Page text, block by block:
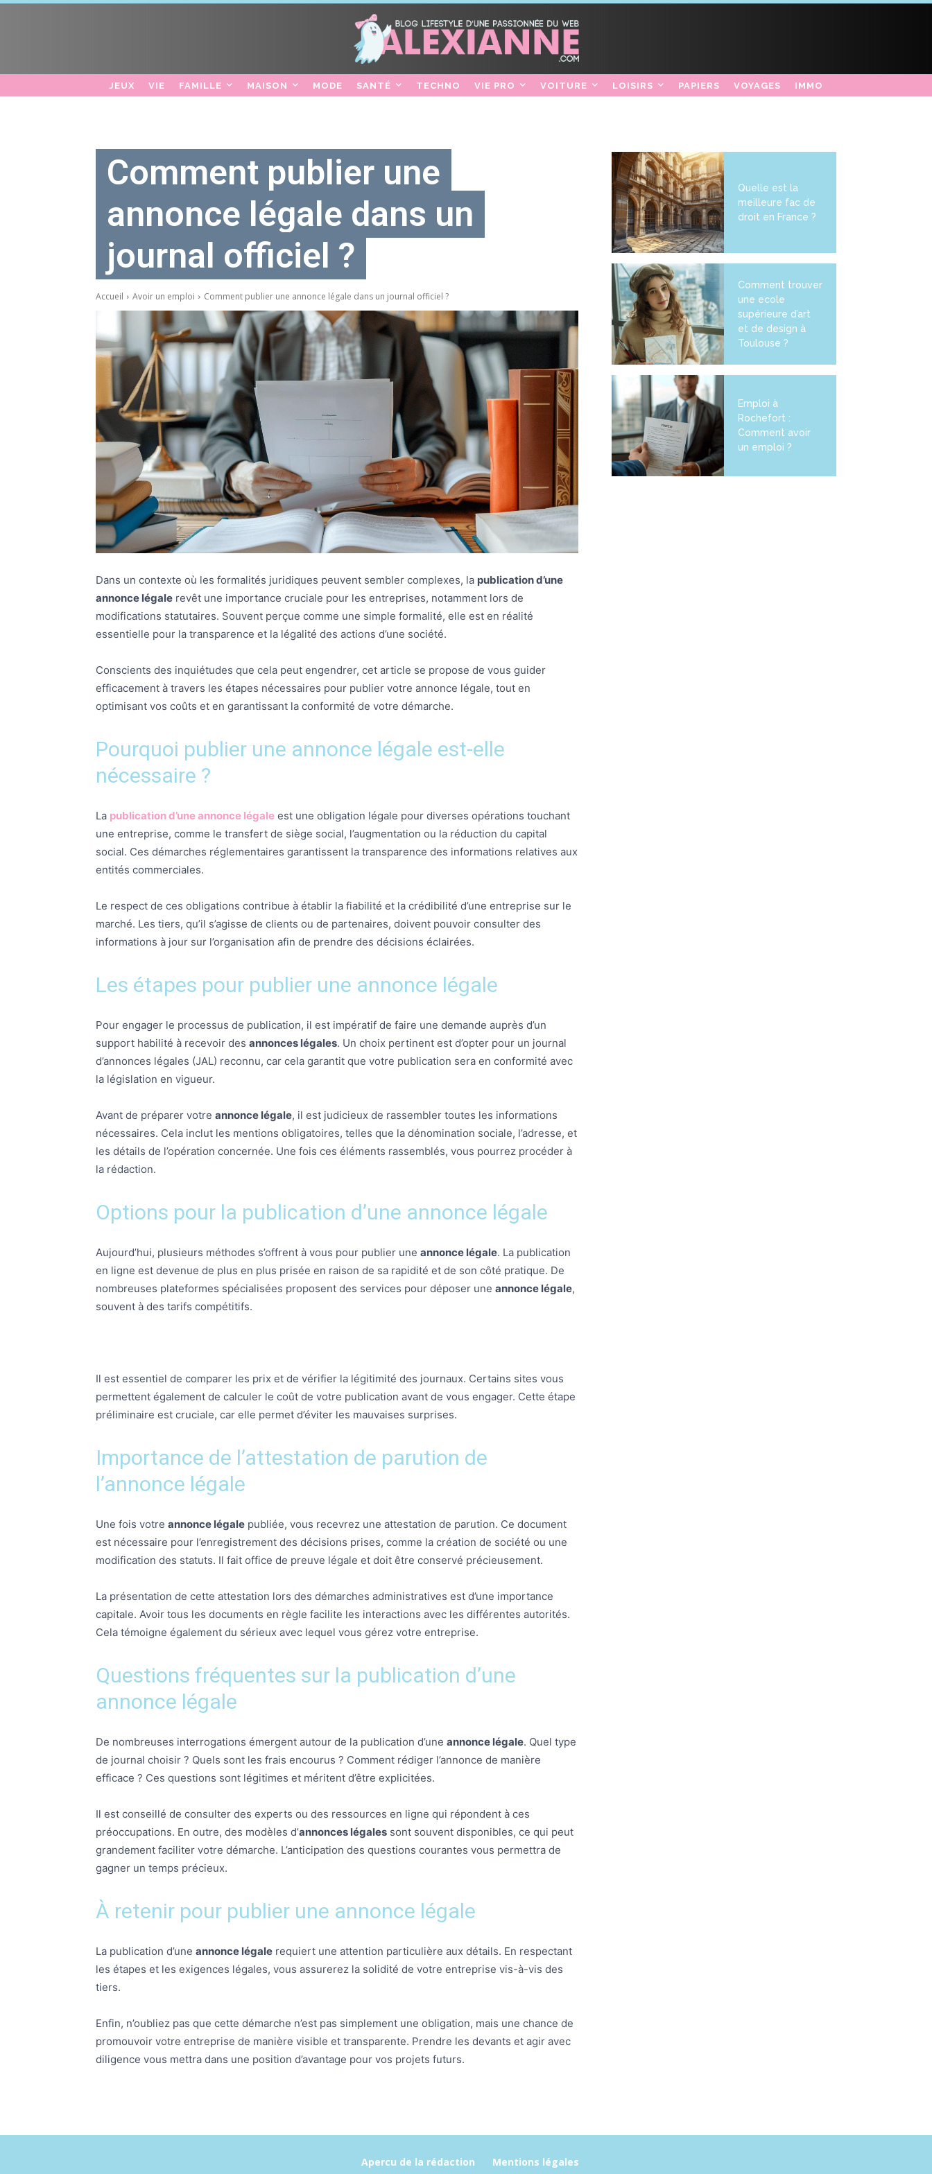
JEUX VIE FAMILLE MAISON MODE SANTÉ TECHNO VIE PRO VOITURE LOISIRS PAPIERS VOYAGES IMMO
Comment publier une
annonce légale dans un
journal officiel ?
Accueil Avoir un emploi Comment publier une annonce légale dans un journal officiel ?
Dans un contexte où les formalités juridiques peuvent sembler complexes, la publication d’une
annonce légale revêt une importance cruciale pour les entreprises, notamment lors de
modifications statutaires. Souvent perçue comme une simple formalité, elle est en réalité
essentielle pour la transparence et la légalité des actions d’une société.
Conscients des inquiétudes que cela peut engendrer, cet article se propose de vous guider
efficacement à travers les étapes nécessaires pour publier votre annonce légale, tout en
optimisant vos coûts et en garantissant la conformité de votre démarche.
Pourquoi publier une annonce légale est-elle
nécessaire ?
La publication d’une annonce légale est une obligation légale pour diverses opérations touchant
une entreprise, comme le transfert de siège social, l’augmentation ou la réduction du capital
social. Ces démarches réglementaires garantissent la transparence des informations relatives aux
entités commerciales.
Le respect de ces obligations contribue à établir la fiabilité et la crédibilité d’une entreprise sur le
marché. Les tiers, qu’il s’agisse de clients ou de partenaires, doivent pouvoir consulter des
informations à jour sur l’organisation afin de prendre des décisions éclairées.
Les étapes pour publier une annonce légale
Pour engager le processus de publication, il est impératif de faire une demande auprès d’un
support habilité à recevoir des annonces légales. Un choix pertinent est d’opter pour un journal
d’annonces légales (JAL) reconnu, car cela garantit que votre publication sera en conformité avec
la législation en vigueur.
Avant de préparer votre annonce légale, il est judicieux de rassembler toutes les informations
nécessaires. Cela inclut les mentions obligatoires, telles que la dénomination sociale, l’adresse, et
les détails de l’opération concernée. Une fois ces éléments rassemblés, vous pourrez procéder à
la rédaction.
Options pour la publication d’une annonce légale
Aujourd’hui, plusieurs méthodes s’offrent à vous pour publier une annonce légale. La publication
en ligne est devenue de plus en plus prisée en raison de sa rapidité et de son côté pratique. De
nombreuses plateformes spécialisées proposent des services pour déposer une annonce légale,
souvent à des tarifs compétitifs.
Il est essentiel de comparer les prix et de vérifier la légitimité des journaux. Certains sites vous
permettent également de calculer le coût de votre publication avant de vous engager. Cette étape
préliminaire est cruciale, car elle permet d’éviter les mauvaises surprises.
Importance de l’attestation de parution de
l’annonce légale
Une fois votre annonce légale publiée, vous recevrez une attestation de parution. Ce document
est nécessaire pour l’enregistrement des décisions prises, comme la création de société ou une
modification des statuts. Il fait office de preuve légale et doit être conservé précieusement.
La présentation de cette attestation lors des démarches administratives est d’une importance
capitale. Avoir tous les documents en règle facilite les interactions avec les différentes autorités.
Cela témoigne également du sérieux avec lequel vous gérez votre entreprise.
Questions fréquentes sur la publication d’une
annonce légale
De nombreuses interrogations émergent autour de la publication d’une annonce légale. Quel type
de journal choisir ? Quels sont les frais encourus ? Comment rédiger l’annonce de manière
efficace ? Ces questions sont légitimes et méritent d’être explicitées.
Il est conseillé de consulter des experts ou des ressources en ligne qui répondent à ces
préoccupations. En outre, des modèles d’annonces légales sont souvent disponibles, ce qui peut
grandement faciliter votre démarche. L’anticipation des questions courantes vous permettra de
gagner un temps précieux.
À retenir pour publier une annonce légale
La publication d’une annonce légale requiert une attention particulière aux détails. En respectant
les étapes et les exigences légales, vous assurerez la solidité de votre entreprise vis-à-vis des
tiers.
Enfin, n’oubliez pas que cette démarche n’est pas simplement une obligation, mais une chance de
promouvoir votre entreprise de manière visible et transparente. Prendre les devants et agir avec
diligence vous mettra dans une position d’avantage pour vos projets futurs.
Quelle est la
meilleure fac de
droit en France ?
Comment trouver
une ecole
supérieure d’art
et de design à
Toulouse ?
Emploi à
Rochefort :
Comment avoir
un emploi ?
Apercu de la rédaction Mentions légales